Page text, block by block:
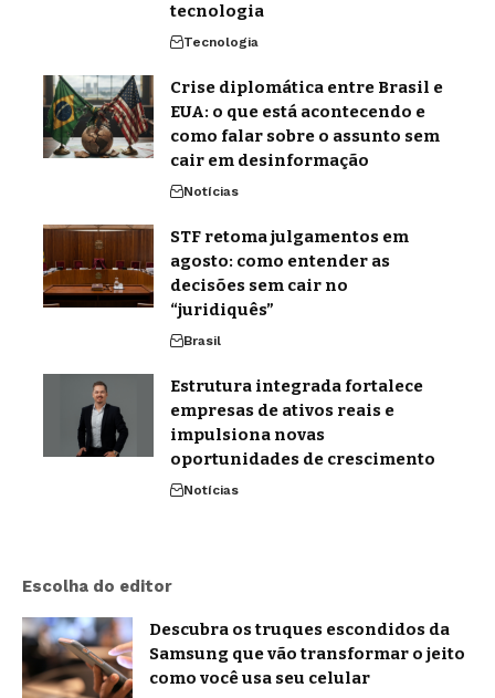
tecnologia
Tecnologia
Crise diplomática entre Brasil e
EUA: o que está acontecendo e
como falar sobre o assunto sem
cair em desinformação
Notícias
STF retoma julgamentos em
agosto: como entender as
decisões sem cair no
“juridiquês”
Brasil
Estrutura integrada fortalece
empresas de ativos reais e
impulsiona novas
oportunidades de crescimento
Notícias
Escolha do editor
Descubra os truques escondidos da
Samsung que vão transformar o jeito
como você usa seu celular